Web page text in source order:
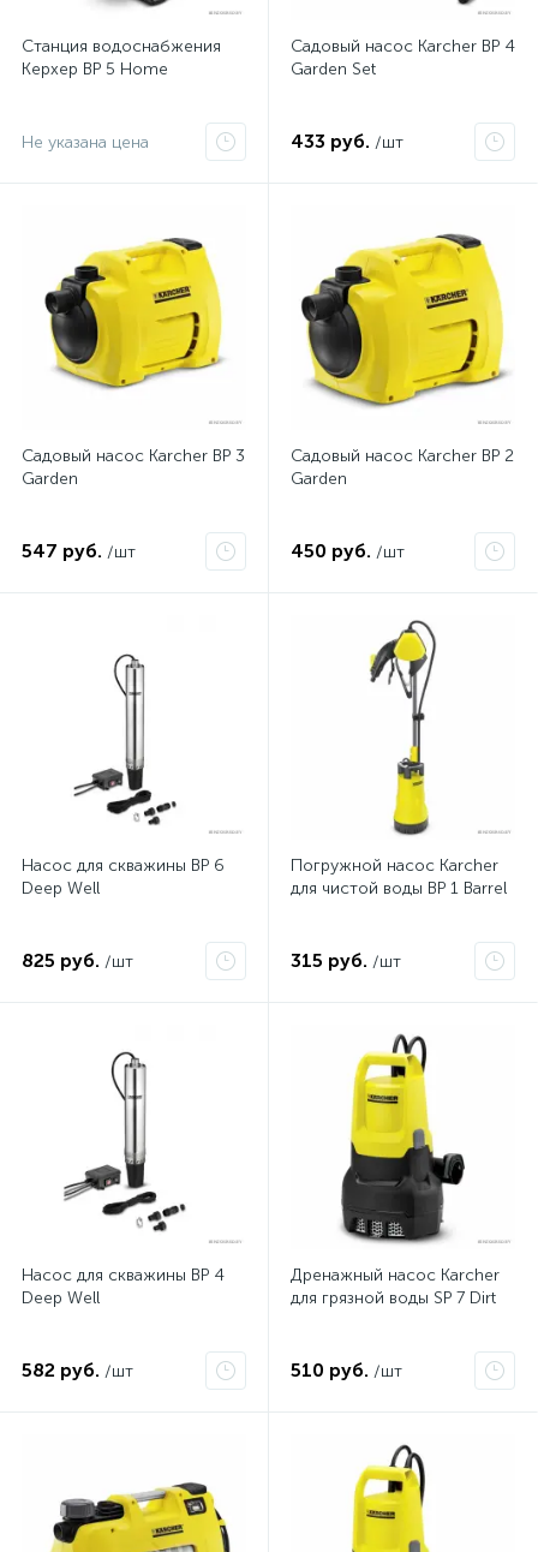
Станция водоснабжения
Керхер BP 5 Home
Не указана цена
Садовый насос Karcher BP 4
Garden Set
433 руб. /шт
Садовый насос Karcher BP 3
Garden
547 руб. /шт
Садовый насос Karcher BP 2
Garden
450 руб. /шт
Насос для скважины BP 6
Deep Well
825 руб. /шт
Погружной насос Karcher
для чистой воды BP 1 Barrel
315 руб. /шт
Насос для скважины BP 4
Deep Well
582 руб. /шт
Дренажный насос Karcher
для грязной воды SP 7 Dirt
510 руб. /шт